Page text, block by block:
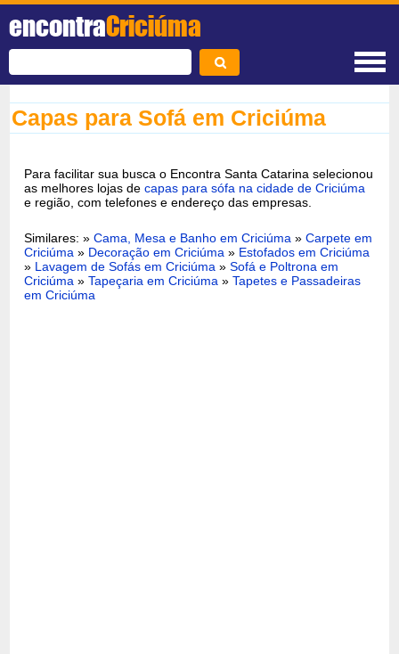
encontraCriciúma
Capas para Sofá em Criciúma
Para facilitar sua busca o Encontra Santa Catarina selecionou
as melhores lojas decapas para sófa na cidade de Criciúma
e região, com telefones e endereço das empresas.
Similares: »Cama, Mesa e Banho em Criciúma »Carpete em
Criciúma » Decoração em Criciúma » Estofados em Criciúma
» Lavagem de Sofás em Criciúma »Sofá e Poltrona em
Criciúma »Tapeçaria em Criciúma »Tapetes e Passadeiras
em Criciúma